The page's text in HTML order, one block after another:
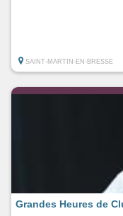
SAINT-MARTIN-EN-BRESSE
Grandes Heures de